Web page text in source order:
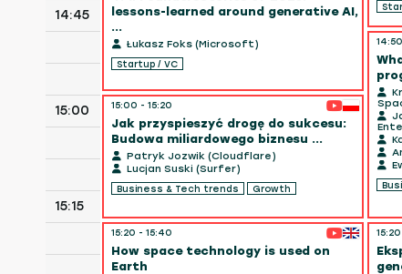
14:45
15:00
15:15
lessons-learned around generative AI,
...
Łukasz Foks (Microsoft)
Startup / VC
15:00 - 15:20
Jak przyspieszyć drogę do sukcesu:
Budowa miliardowego biznesu ...
Patryk Jozwik (Cloudflare)
Lucjan Suski (Surfer)
Business & Tech trends
Growth
15:20 - 15:40
How space technology is used on
Earth